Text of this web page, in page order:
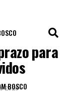
BOSCO
para
2026